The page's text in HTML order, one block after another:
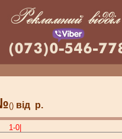
() від р.
1-0|